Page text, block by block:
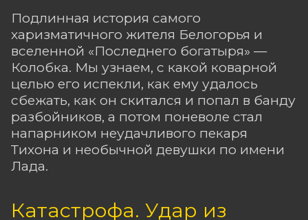
Подлинная история самого
харизматичного жителя Белогорья и
вселенной «Последнего богатыря» —
Колобка. Мы узнаем, с какой коварной
целью его испекли, как ему удалось
сбежать, как он скитался и попал в банду
разбойников, а потом поневоле стал
напарником неудачливого пекаря
Тихона и необычной девушки по имени
Лада.
Катастрофа. Удар из